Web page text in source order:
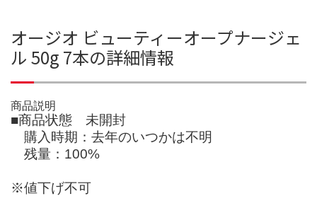
オージオ ビューティーオープナージェ
ル 50g 7本の詳細情報
商品説明
■商品状態 未開封
購入時期：去年のいつかは不明
残量：100%
※値下げ不可